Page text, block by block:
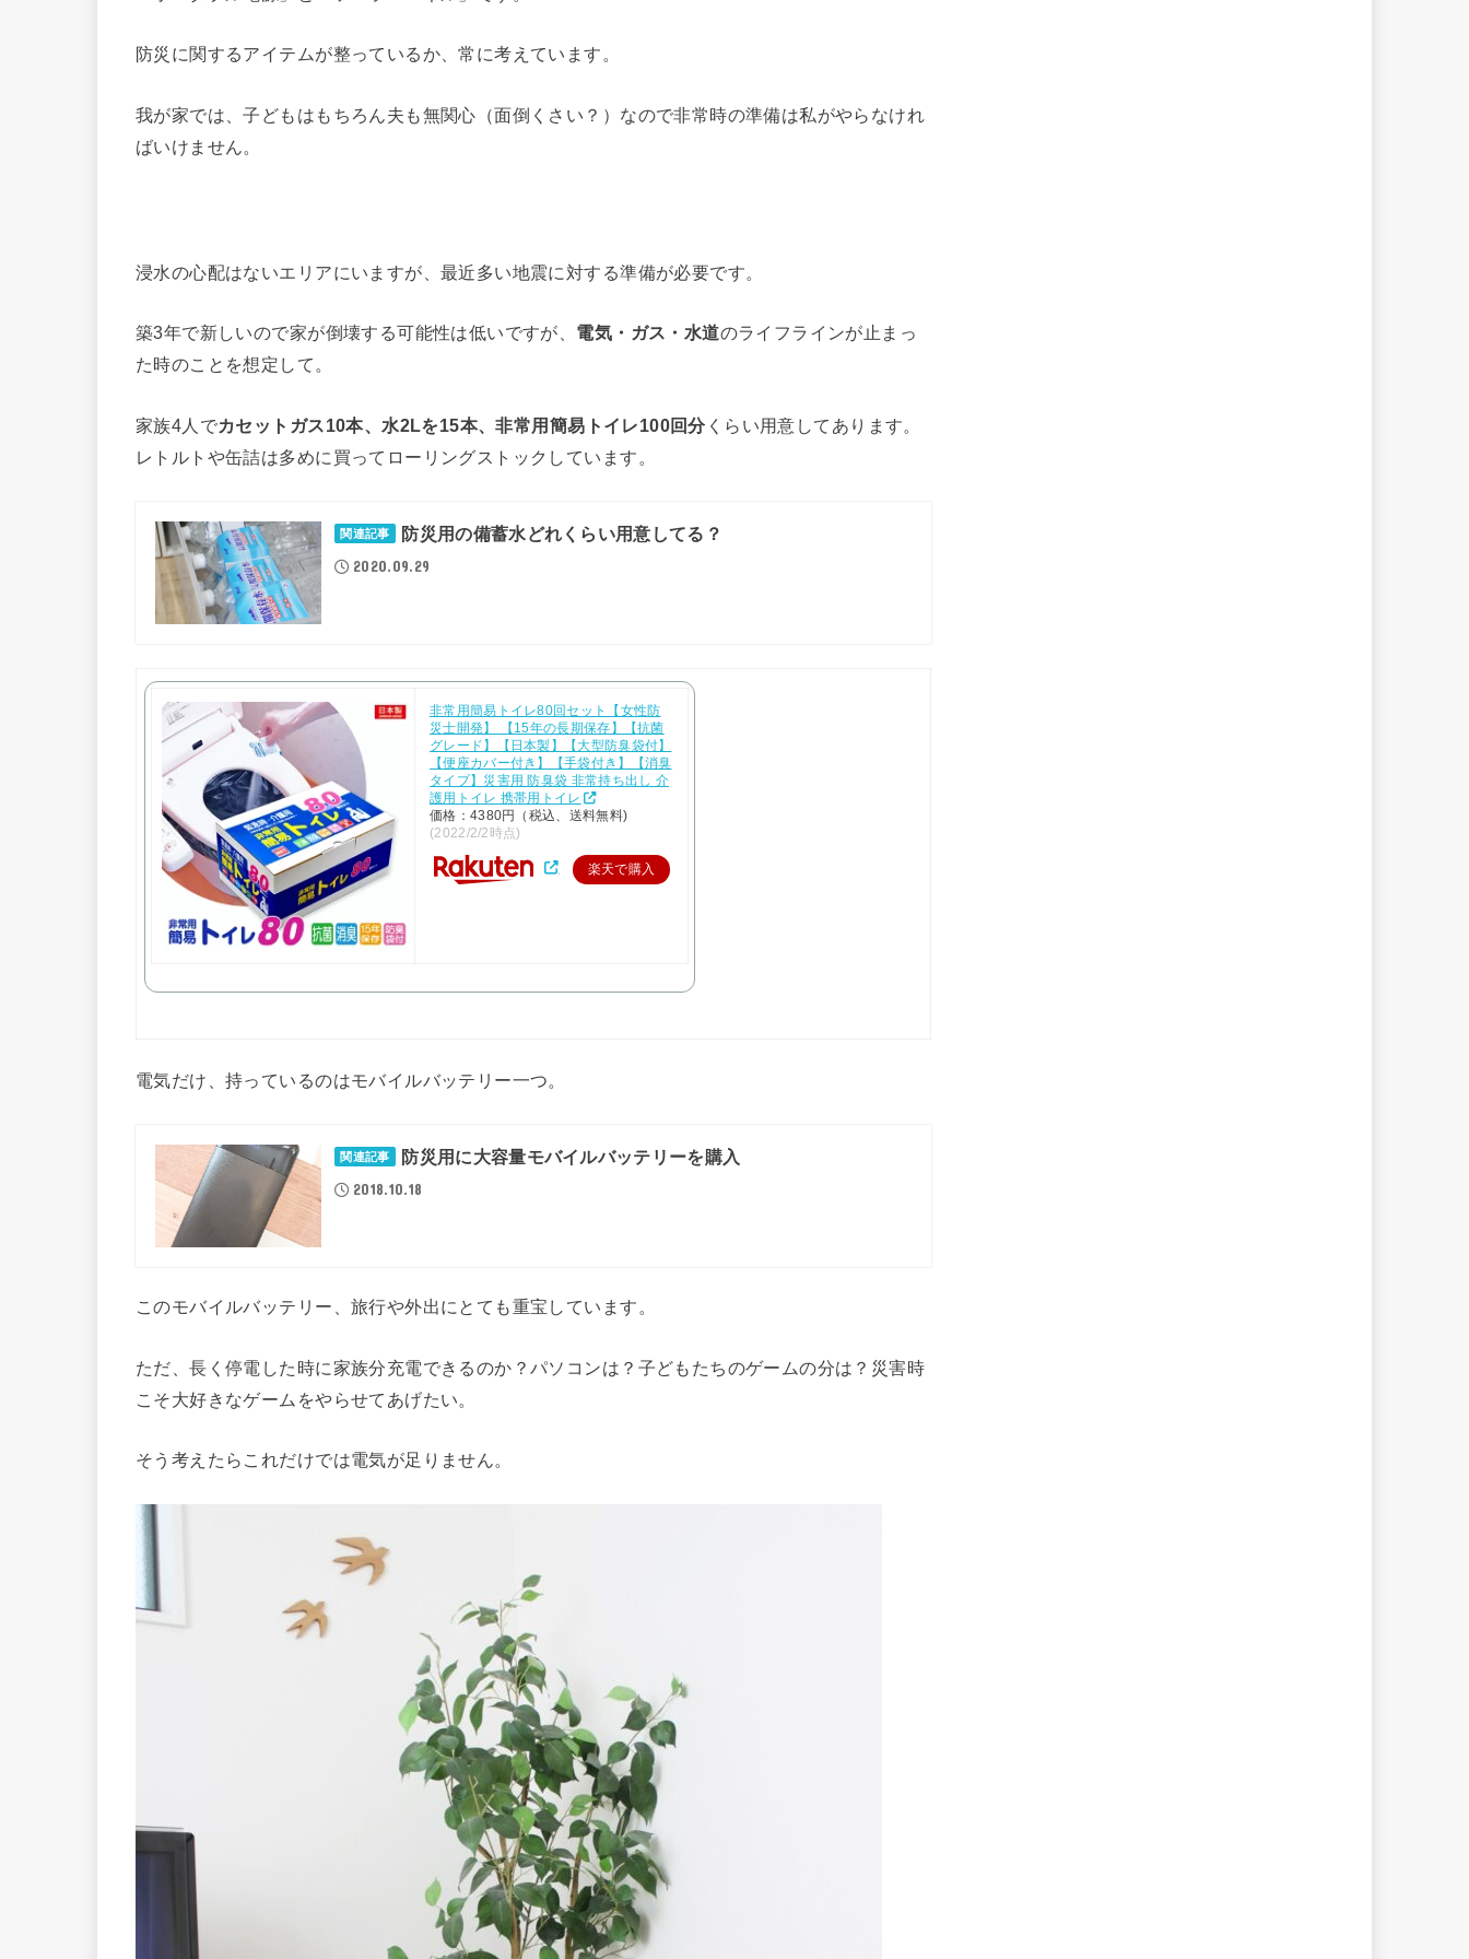
防災に関するアイテムが整っているか、常に考えています。
我が家では、子どもはもちろん夫も無関心（面倒くさい？）なので非常時の準備は私がやらなけれ
ばいけません。
浸水の心配はないエリアにいますが、最近多い地震に対する準備が必要です。
築3年で新しいので家が倒壊する可能性は低いですが、 電気・ガス・水道のライフラインが止まっ
た時のことを想定して。
家族4人でカセットガス10本、水2Lを15本、非常用簡易トイレ100回分くらい用意してあります。
レトルトや缶詰は多めに買ってローリングストックしています。
関連記事 防災用の備蓄水どれくらい用意してる？
2020.09.29
非常用簡易トイレ80回セット【女性防
災士開発】 【15年の長期保存】【抗菌
グレード】【日本製】【大型防臭袋付】
【便座カバー付き】【手袋付き】【消臭
タイプ】災害用 防臭袋 非常持ち出し 介
護用トイレ 携帯用トイレ
価格：4380円（税込、送料無料)
(2022/2/2時点)
楽天で購入
電気だけ、持っているのはモバイルバッテリー一つ。
関連記事 防災用に大容量モバイルバッテリーを購入
2018.10.18
このモバイルバッテリー、旅行や外出にとても重宝しています。
ただ、長く停電した時に家族分充電できるのか？パソコンは？子どもたちのゲームの分は？災害時
こそ大好きなゲームをやらせてあげたい。
そう考えたらこれだけでは電気が足りません。